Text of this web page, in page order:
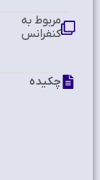
مربوط به
کنفرانس
چکیده